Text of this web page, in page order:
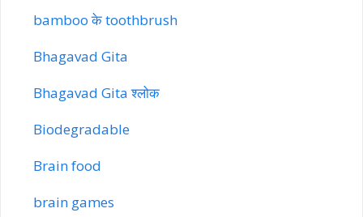
bamboo के toothbrush
Bhagavad Gita
Bhagavad Gita श्लोक
Biodegradable
Brain food
brain games